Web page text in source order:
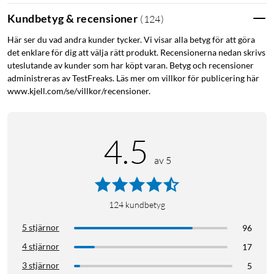
Mifare Desfire.
Passar majoriteten av ytterdörrar
Doorman L3S passar majoriteten av svenska ytterdörrar med
ett förbättrat användargränssnitt som guidar användaren
med ljud, ljus och inspelad röstguide.
Lås upp med nyckelbricka eller kod. Kombinera nyckelbricka
med kod för högsta säkerhet. En förlorad nyckelbricka spärras
enkelt till dess att du hittar den igen.
Kundbetyg & recensioner ( 124)
Här ser du vad andra kunder tycker. Vi visar alla betyg för att göra
det enklare för dig att välja rätt produkt. Recensionerna nedan skrivs
uteslutande av kunder som har köpt varan. Betyg och recensioner
administreras av TestFreaks. Läs mer om villkor för publicering här
www.kjell.com/se/villkor/recensioner.
4.5 av 5
124 kundbetyg
5 stjärnor
96
4 stjärnor
17
3 stjärnor
5